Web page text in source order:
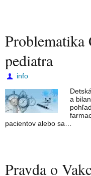
pediatra
info
a
pacientov alebo sa…
Pravda o